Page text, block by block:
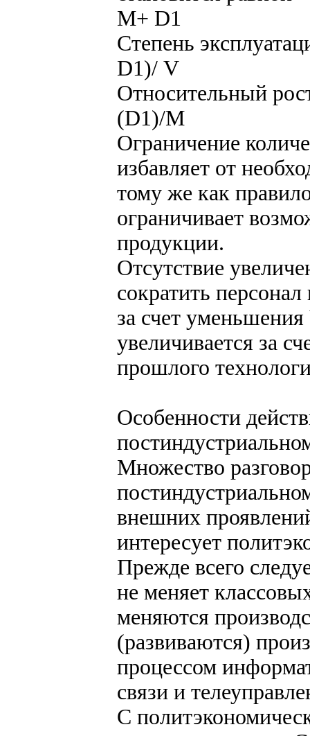
М+ D1
Степень
D1)/ V
Относительный
(D1)/М
Ограничение
избавляет от
тому же как
ограничивает
продукции.
Отсутствие
сократить
за счет
увеличивается за
прошлого
Особенности
Множество
внешних
интересует
Прежде всего
не меняет
меняются
(развиваются)
процессом
связи и
С